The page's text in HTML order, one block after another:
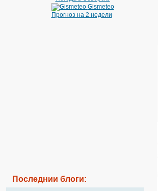
Gismeteo
Прогноз на 2 недели
Последнии блоги: